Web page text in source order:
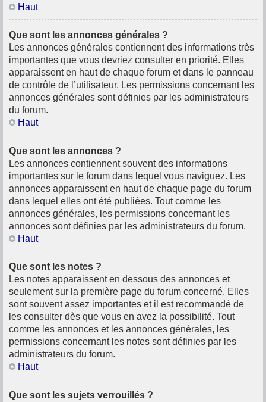
Haut
Que sont les annonces générales ?
Les annonces générales contiennent des informations très
importantes que vous devriez consulter en priorité. Elles
apparaissent en haut de chaque forum et dans le panneau
de contrôle de l’utilisateur. Les permissions concernant les
annonces générales sont définies par les administrateurs
du forum.
Haut
Que sont les annonces ?
Les annonces contiennent souvent des informations
importantes sur le forum dans lequel vous naviguez. Les
annonces apparaissent en haut de chaque page du forum
dans lequel elles ont été publiées. Tout comme les
annonces générales, les permissions concernant les
annonces sont définies par les administrateurs du forum.
Haut
Que sont les notes ?
Les notes apparaissent en dessous des annonces et
seulement sur la première page du forum concerné. Elles
sont souvent assez importantes et il est recommandé de
les consulter dès que vous en avez la possibilité. Tout
comme les annonces et les annonces générales, les
permissions concernant les notes sont définies par les
administrateurs du forum.
Haut
Que sont les sujets verrouillés ?